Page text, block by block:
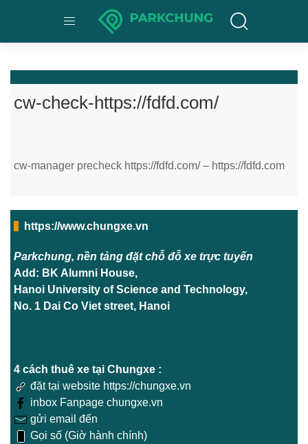
cw-check-https://fdfd.com/
cw-manager precheck https://fdfd.com/ – https://fdfd.com
https://www.chungxe.vn
Parkchung, nền tảng đặt chỗ đỗ xe trực tuyến
Add: BK Alumni House,
Hanoi University of Science and Technology,
No. 1 Dai Co Viet street, Hanoi
4 cách thuê xe tại Chungxe :
đặt tại website https://chungxe.vn
inbox Fanpage chungxe.vn
gửi email đến
Gọi số (Giờ hành chính)